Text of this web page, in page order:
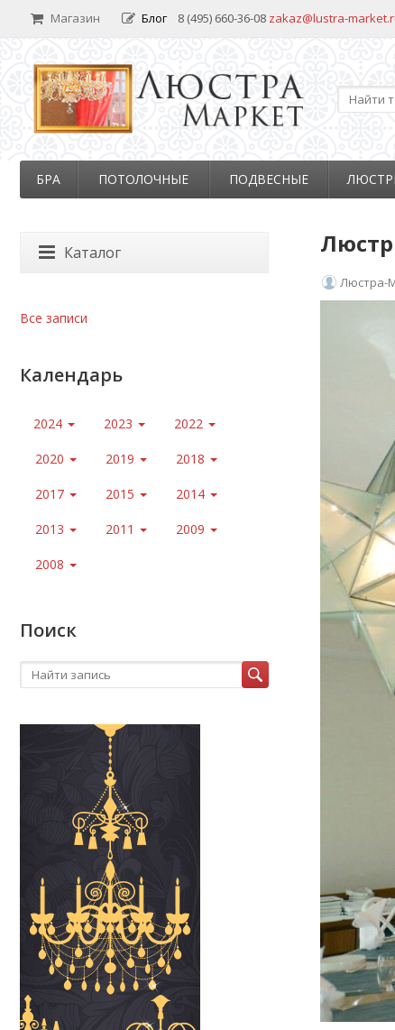
Магазин Блог 8 (495) 660-36-08 zakaz@lustra-
БРА ПОТОЛОЧНЫЕ ПОДВЕСНЫЕ
Люстра-
Каталог
Все записи
Календарь
2024 2023 2022
2020 2019 2018
2017 2015 2014
2013 2011 2009
2008
Поиск